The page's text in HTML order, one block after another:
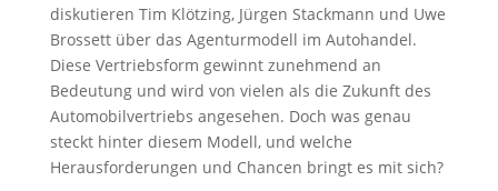
diskutieren Tim Klötzing, Jürgen Stackmann und Uwe
Brossett über das Agenturmodell im Autohandel.
Diese Vertriebsform gewinnt zunehmend an
Bedeutung und wird von vielen als die Zukunft des
Automobilvertriebs angesehen. Doch was genau
steckt hinter diesem Modell, und welche
Herausforderungen und Chancen bringt es mit sich?